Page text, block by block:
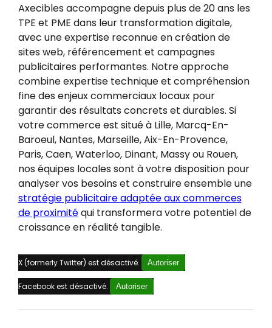
Axecibles accompagne depuis plus de 20 ans les
TPE et PME dans leur transformation digitale,
avec une expertise reconnue en création de
sites web, référencement et campagnes
publicitaires performantes. Notre approche
combine expertise technique et compréhension
fine des enjeux commerciaux locaux pour
garantir des résultats concrets et durables. Si
votre commerce est situé à Lille, Marcq-En-
Baroeul, Nantes, Marseille, Aix-En-Provence,
Paris, Caen, Waterloo, Dinant, Massy ou Rouen,
nos équipes locales sont à votre disposition pour
analyser vos besoins et construire ensemble une
stratégie publicitaire adaptée aux commerces
de proximitéqui transformera votre potentiel de
croissance en réalité tangible.
X (formerly Twitter) est désactivé. Autoriser
Facebook est désactivé. Autoriser